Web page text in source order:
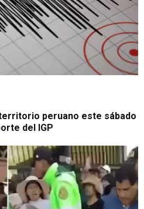
peruano este sábado
del IGP